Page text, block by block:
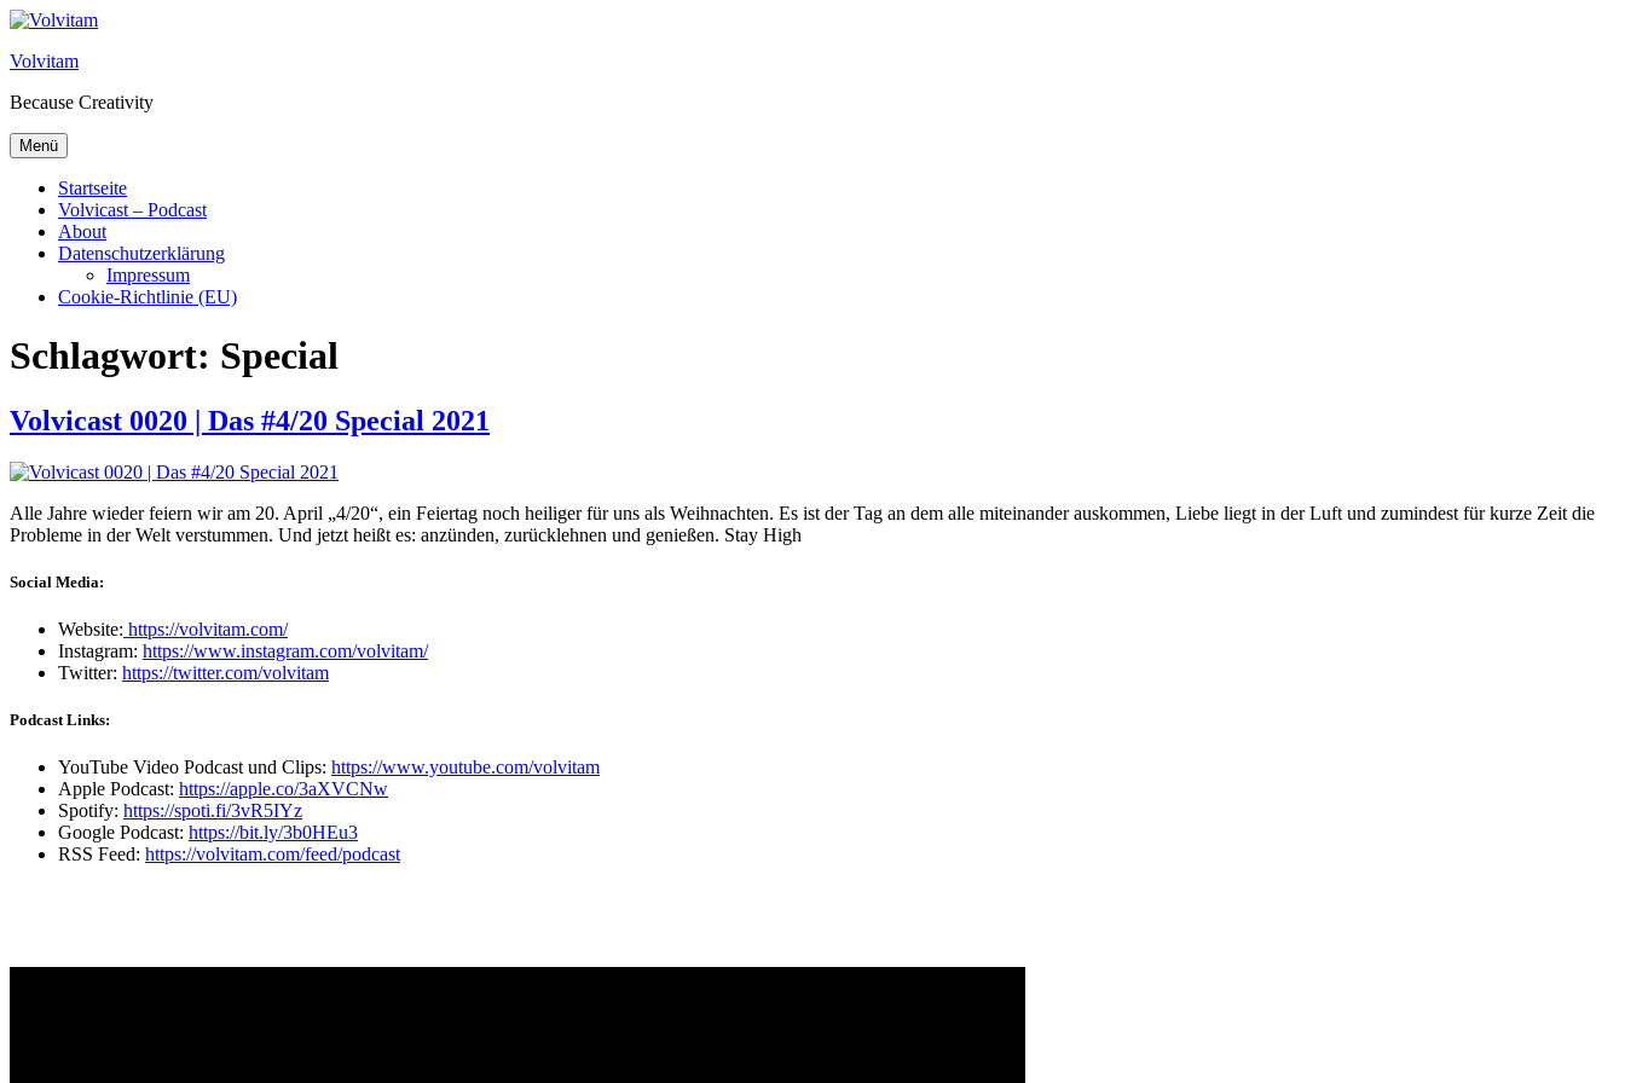
Zum Inhalt springen
Volvitam
Because Creativity
Menü
Startseite
Volvicast – Podcast
About
Datenschutzerklärung
Impressum
Cookie-Richtlinie (EU)
Schlagwort: Special
Volvicast 0020 | Das #4/20 Special 2021
Alle Jahre wieder feiern wir am 20. April „4/20“, ein Feiertag noch heiliger für uns als Weihnachten. Es ist der Tag an dem alle miteinander auskommen, Liebe liegt in der Luft und zumindest für kurze Zeit die
Probleme in der Welt verstummen. Und jetzt heißt es: anzünden, zurücklehnen und genießen. Stay High
Social Media:
Website: https://volvitam.com/
Instagram: https://www.instagram.com/volvitam/
Twitter: https://twitter.com/volvitam
Podcast Links:
YouTube Video Podcast und Clips: https://www.youtube.com/volvitam
Apple Podcast: https://apple.co/3aXVCNw
Spotify: https://spoti.fi/3vR5IYz
Google Podcast: https://bit.ly/3b0HEu3
RSS Feed: https://volvitam.com/feed/podcast